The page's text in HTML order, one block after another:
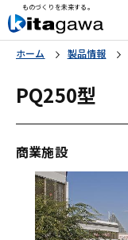
ものづくりを未来する。
ホーム 製品情報
PQ250型
商業施設